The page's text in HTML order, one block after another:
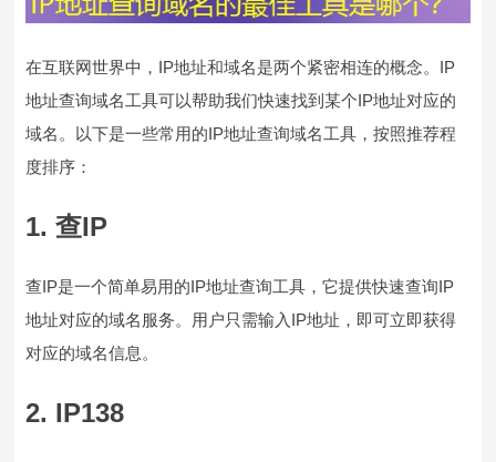
在互联网世界中，IP地址和域名是两个紧密相连的概念。IP
地址查询域名工具可以帮助我们快速找到某个IP地址对应的
域名。以下是一些常用的IP地址查询域名工具，按照推荐程
度排序：
1. 查IP
查IP是一个简单易用的IP地址查询工具，它提供快速查询IP
地址对应的域名服务。用户只需输入IP地址，即可立即获得
对应的域名信息。
2. IP138